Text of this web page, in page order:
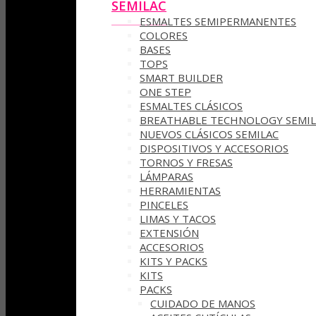
SEMILAC
ESMALTES SEMIPERMANENTES
COLORES
BASES
TOPS
SMART BUILDER
ONE STEP
ESMALTES CLÁSICOS
BREATHABLE TECHNOLOGY
NUEVOS CLÁSICOS SEMILAC
DISPOSITIVOS Y ACCESORIOS
TORNOS Y FRESAS
LÁMPARAS
HERRAMIENTAS
PINCELES
LIMAS Y TACOS
EXTENSIÓN
ACCESORIOS
KITS Y PACKS
KITS
PACKS
CUIDADO DE MANOS